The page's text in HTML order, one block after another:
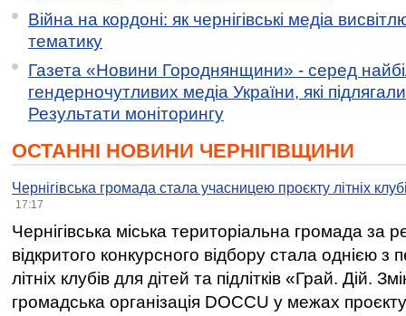
Війна на кордоні: як чернігівські медіа
тематику
Газета «Новини Городнянщини» - серед
гендерночутливих медіа України, які
Результати моніторингу
ОСТАННІ НОВИНИ ЧЕРНІГІВЩИНИ
Чернігівська громада стала учасницею проєкту літніх
17:17
Чернігівська міська територіальна громада за
відкритого конкурсного відбору стала однією
літніх клубів для дітей та підлітків «Грай. Дій.
громадська організація DOCCU у межах